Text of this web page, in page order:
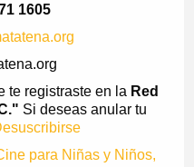
1605
te registraste en la Red
Si deseas anular tu
para Niñas y Niños,